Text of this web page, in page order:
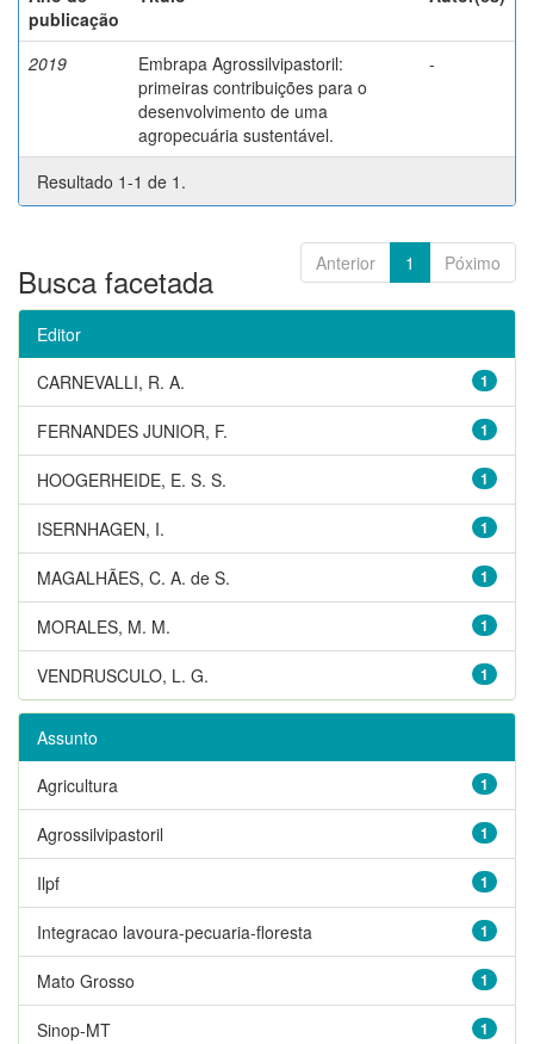
publicação
2019
Embrapa Agrossilvipastoril:
primeiras contribuições para o
desenvolvimento de uma
agropecuária sustentável.
-
Resultado 1-1 de 1.
Anterior 1 Póximo
Busca facetada
Editor
1
CARNEVALLI, R. A.
1
FERNANDES JUNIOR, F.
1
HOOGERHEIDE, E. S. S.
1
ISERNHAGEN, I.
1
MAGALHÃES, C. A. de S.
1
MORALES, M. M.
1
VENDRUSCULO, L. G.
Assunto
1
Agricultura
1
Agrossilvipastoril
1
Ilpf
1
Integracao lavoura-pecuaria-floresta
1
Mato Grosso
1
Sinop-MT